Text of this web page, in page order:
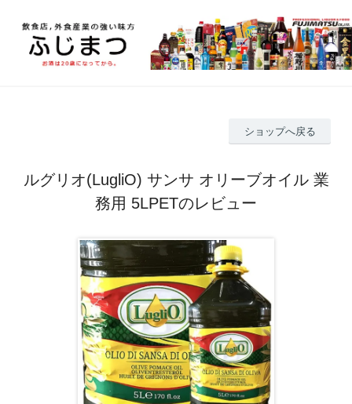
ショップへ戻る
ルグリオ(LugliO) サンサ オリーブオイル 業
務用 5LPETのレビュー